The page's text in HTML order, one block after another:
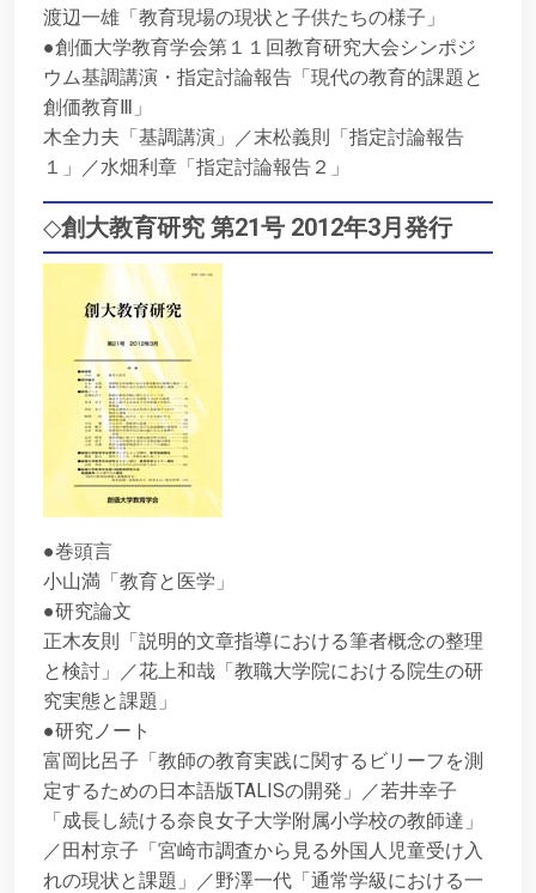
渡辺一雄「教育現場の現状と子供たちの様子」
●創価大学教育学会第１１回教育研究大会シンポジ
ウム基調講演・指定討論報告「現代の教育的課題と
創価教育Ⅲ」
木全力夫「基調講演」／末松義則「指定討論報告
１」／水畑利章「指定討論報告２」
◇創大教育研究 第21号 2012年3月発行
●巻頭言
小山満「教育と医学」
●研究論文
正木友則「説明的文章指導における筆者概念の整理
と検討」／花上和哉「教職大学院における院生の研
究実態と課題」
●研究ノート
富岡比呂子「教師の教育実践に関するビリーフを測
定するための日本語版TALISの開発」／若井幸子
「成長し続ける奈良女子大学附属小学校の教師達」
／田村京子「宮崎市調査から見る外国人児童受け入
れの現状と課題」／野澤一代「通常学級における一